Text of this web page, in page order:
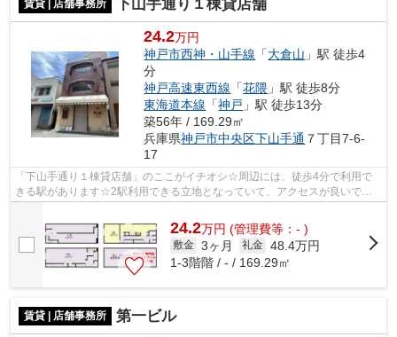
賃貸 | 店舗事務所 下山手通り１棟貸店舗
24.2万円
神戸市西神・山手線 「大倉山 」駅 徒歩4
分
神戸高速東西線 「花隈 」駅 徒歩8分
東海道本線 「神戸 」駅 徒歩13分
築56年 / 169.29㎡
兵庫県神戸市中央区下山手通 ７丁目7-6-
17
「下山手通り１棟貸店舗」のここがイチオシ☆周辺には、徒歩4分で利用で
きる駅があります☆2駅利用できる立地となっていて、アクセスが良いです
24.2万円 (管理費等：- )
敷金 3ヶ月 礼金 48.4万円
1-3階階 / - / 169.29㎡
賃貸 | 店舗事務所 第一ビル